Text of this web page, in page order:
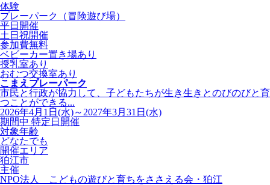
体験
プレーパーク（冒険遊び場）
平日開催
土日祝開催
参加費無料
ベビーカー置き場あり
授乳室あり
おむつ交換室あり
こまえプレーパーク
市民と行政が協力して、子どもたちが生き生きとのびのびと育
つことができる...
2026年4月1日(水)～2027年3月31日(水)
期間中 特定日開催
対象年齢
どなたでも
開催エリア
狛江市
主催
NPO法人 こどもの遊びと育ちをささえる会・狛江